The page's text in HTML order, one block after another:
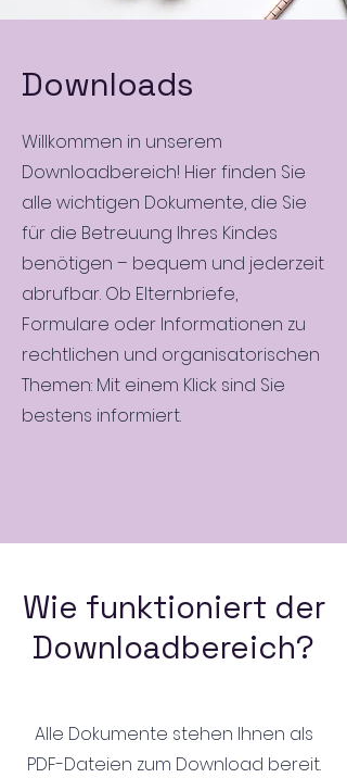
Downloads
Willkommen in unserem
Downloadbereich! Hier finden Sie
alle wichtigen Dokumente, die Sie
für die Betreuung Ihres Kindes
benötigen – bequem und jederzeit
abrufbar. Ob Elternbriefe,
Formulare oder Informationen zu
rechtlichen und organisatorischen
Themen: Mit einem Klick sind Sie
bestens informiert.
Wie funktioniert der
Downloadbereich?
Alle Dokumente stehen Ihnen als
PDF-Dateien zum Download bereit.